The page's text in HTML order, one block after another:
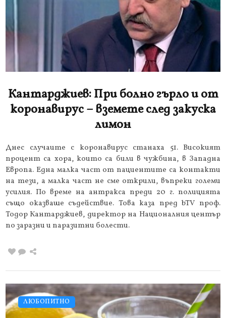
Кантарджиев: При болно гърло и от
коронавирус – вземете след закуска
лимон
Днес случаите с коронавирус станаха 51. Високият
процент са хора, които са били в чужбина, в Западна
Европа. Една малка част от пациентите са контакти
на тези, а малка част не сме открили, въпреки големи
усилия. По време на антракса преди 20 г. полицията
също оказваше съдействие. Това каза пред bTV проф.
Тодор Кантарджиев, директор на Националния център
по заразни и паразитни болести.
ЛЮБОПИТНО